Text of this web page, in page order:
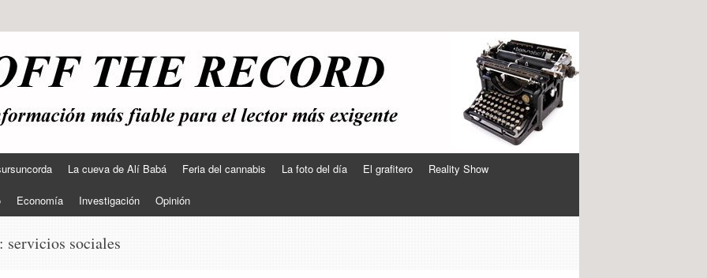
La cueva de Alí Babá Feria del cannabis La foto del día El grafitero Reality Show
Economía Investigación Opinión
servicios sociales